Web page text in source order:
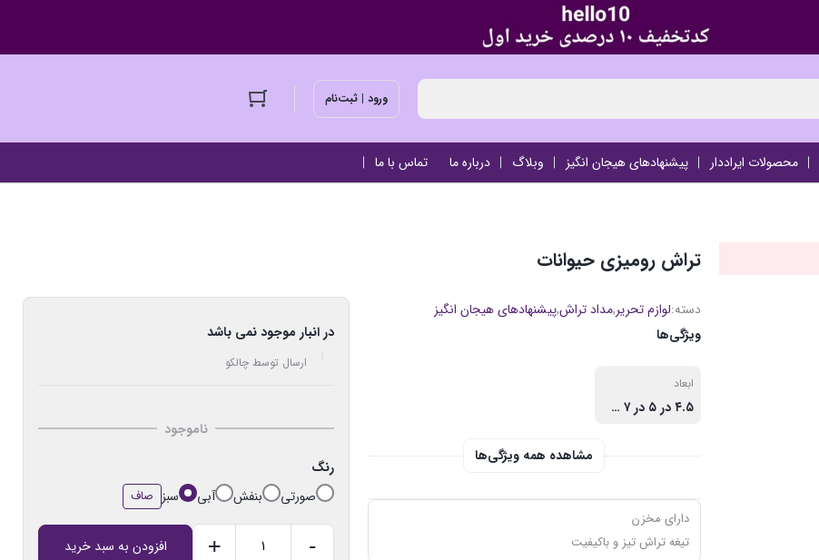
ورود | ثبت‌نام
محصولات ایراددار پیشنهادهای هیجان انگیز وبلاگ درباره ما تماس با ما
تراش رومیزی حیوانات
دسته:لوازم تحریر,مداد تراش,پیشنهادهای هیجان انگیز
ویژگی‌ها
ابعاد
۴.۵ در ۵ در ۷ سانتی‌متر
مشاهده همه ویژگی‌ها
دارای مخزن
تیغه تراش تیز و باکیفیت
در انبار موجود نمی باشد
ارسال توسط چالکو
ناموجود
رنگ
صورتی
بنفش آبی سبز صاف
-
+ افزودن به سبد خرید